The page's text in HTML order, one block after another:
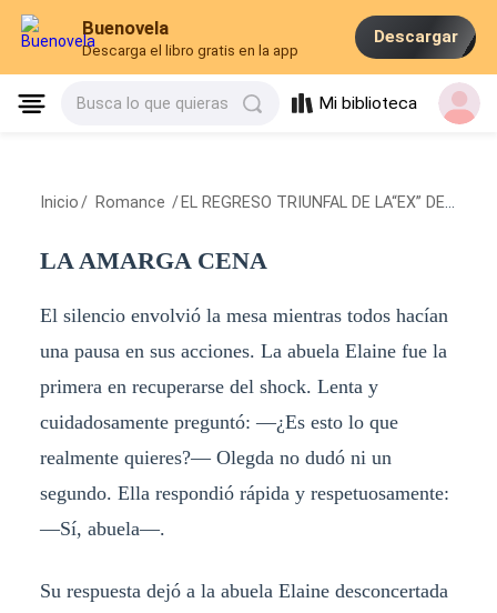
Buenovela
Descarga el libro gratis en la app
Descargar
Busca lo que quieras Mi biblioteca
Inicio / Romance / EL REGRESO TRIUNFAL DE LA“EX” DESPRECIADA
LA AMARGA CENA
El silencio envolvió la mesa mientras todos hacían
una pausa en sus acciones. La abuela Elaine fue la
primera en recuperarse del shock. Lenta y
cuidadosamente preguntó: —¿Es esto lo que
realmente quieres?— Olegda no dudó ni un
segundo. Ella respondió rápida y respetuosamente:
—Sí, abuela—.
Su respuesta dejó a la abuela Elaine desconcertada